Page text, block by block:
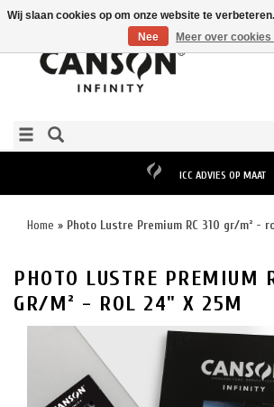
ICC ADVIES OP MAAT
Home » Photo Lustre Premium RC 310 gr/m² -
PHOTO LUSTRE PREMIUM
GR/M² - ROL 24" X 25M
Wij slaan cookies op om onze website te
Nee
Meer over cookies